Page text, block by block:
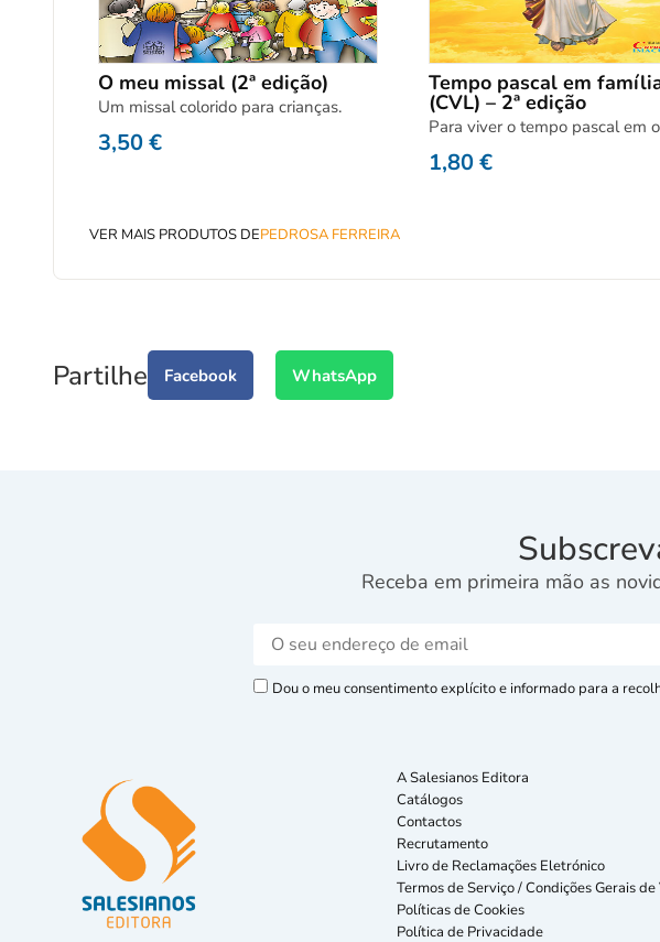
O meu missal (2ª edição)
Um missal colorido para crianças.
3,50€
Tempo pascal em
(CVL) – 2ª edição
Para viver o tempo pascal em
1,80€
VER MAIS PRODUTOS DEPEDROSA FERREIRA
Partilhe Facebook WhatsApp
Receba em primeira mão as
Dou o meu consentimento explícito e informado para a
A Salesianos Editora
Catálogos
Contactos
Recrutamento
Livro de Reclamações Eletrónico
Termos de Serviço / Condições Gerais de
Políticas de Cookies
Política de Privacidade